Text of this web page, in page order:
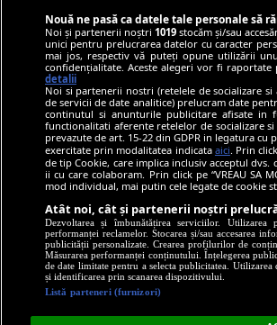
Nouă ne pasă ca datele tale personale să
Noi și partenerii noștri 1019stocăm și/sau
unici pentru prelucrarea datelor cu caracter
mai jos, respectiv vă puteți opune utilizării
confidențialitate. Aceste alegeri vor fi
detalii
Noi si partenerii nostri (retelele de socializare
de servicii de date analitice) prelucram date
continutul si anunturile publicitare afisate in
functionalitati aferente retelelor de socializare
prevazute de art. 15-22 din GDPR in legatura
exercitate prin modalitatea indicata aici . Prin
de tip Cookie, care implica inclusiv acceptul
ii cu care colaboram. Prin click pe “VREAU SA
mod individual, mai putin cele legate de cookie
Atât noi, cât și partenerii noștri
Dezvoltarea și îmbunătățirea serviciilor. Utilizarea
performanței reclamelor. Stocarea și/sau accesarea
publicității personalizate. Crearea profilurilor de
Măsurarea performanței conținutului. Înțelegerea
de date limitate pentru a selecta publicitatea.
și identificarea prin scanarea dispozitivului.
Listă parteneri (furnizori)